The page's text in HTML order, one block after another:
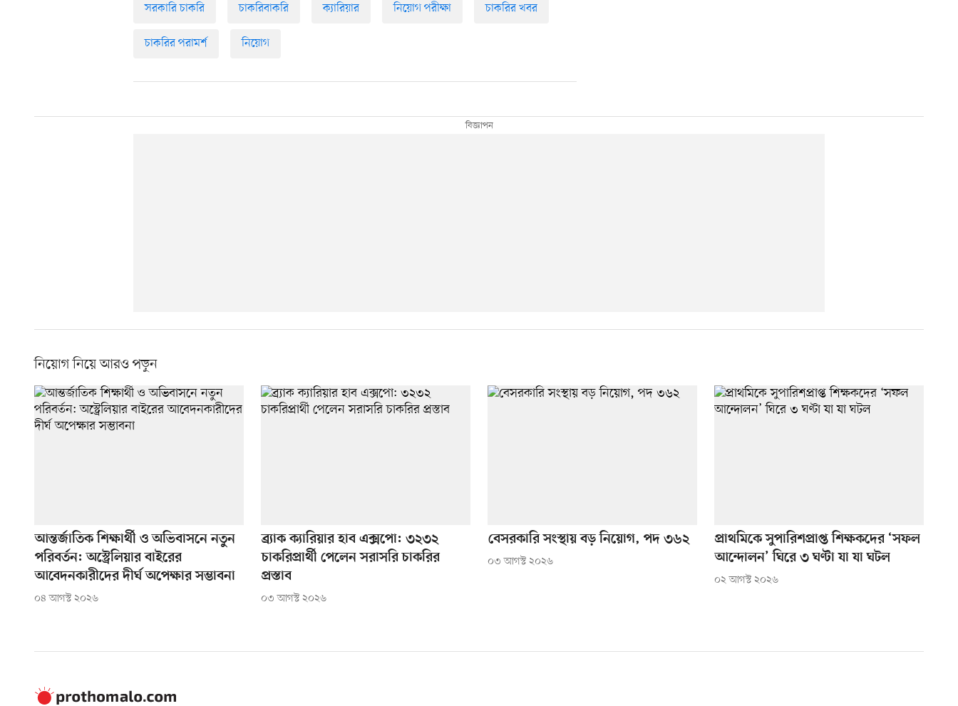
সরকারি চাকরি চাকরিবাকরি ক্যারিয়ার নিয়োগ পরীক্ষা চাকরির খবর
চাকরির পরামর্শ নিয়োগ
নিয়োগ নিয়ে আরও পড়ুন
আন্তর্জাতিক শিক্ষার্থী ও অভিবাসনে নতুন
পরিবর্তন: অস্ট্রেলিয়ার বাইরের
আবেদনকারীদের দীর্ঘ অপেক্ষার সম্ভাবনা
০৪ আগস্ট ২০২৬
ব্র্যাক ক্যারিয়ার হাব এক্সপো: ৩২৩২
চাকরিপ্রার্থী পেলেন সরাসরি চাকরির
প্রস্তাব
০৩ আগস্ট ২০২৬
বেসরকারি সংস্থায় বড় নিয়োগ, পদ ৩৬২
০৩ আগস্ট ২০২৬
প্রাথমিকে সুপারিশপ্রাপ্ত শিক্ষকদের ‘সফল
আন্দোলন’ ঘিরে ৩ ঘণ্টা যা যা ঘটল
০২ আগস্ট ২০২৬